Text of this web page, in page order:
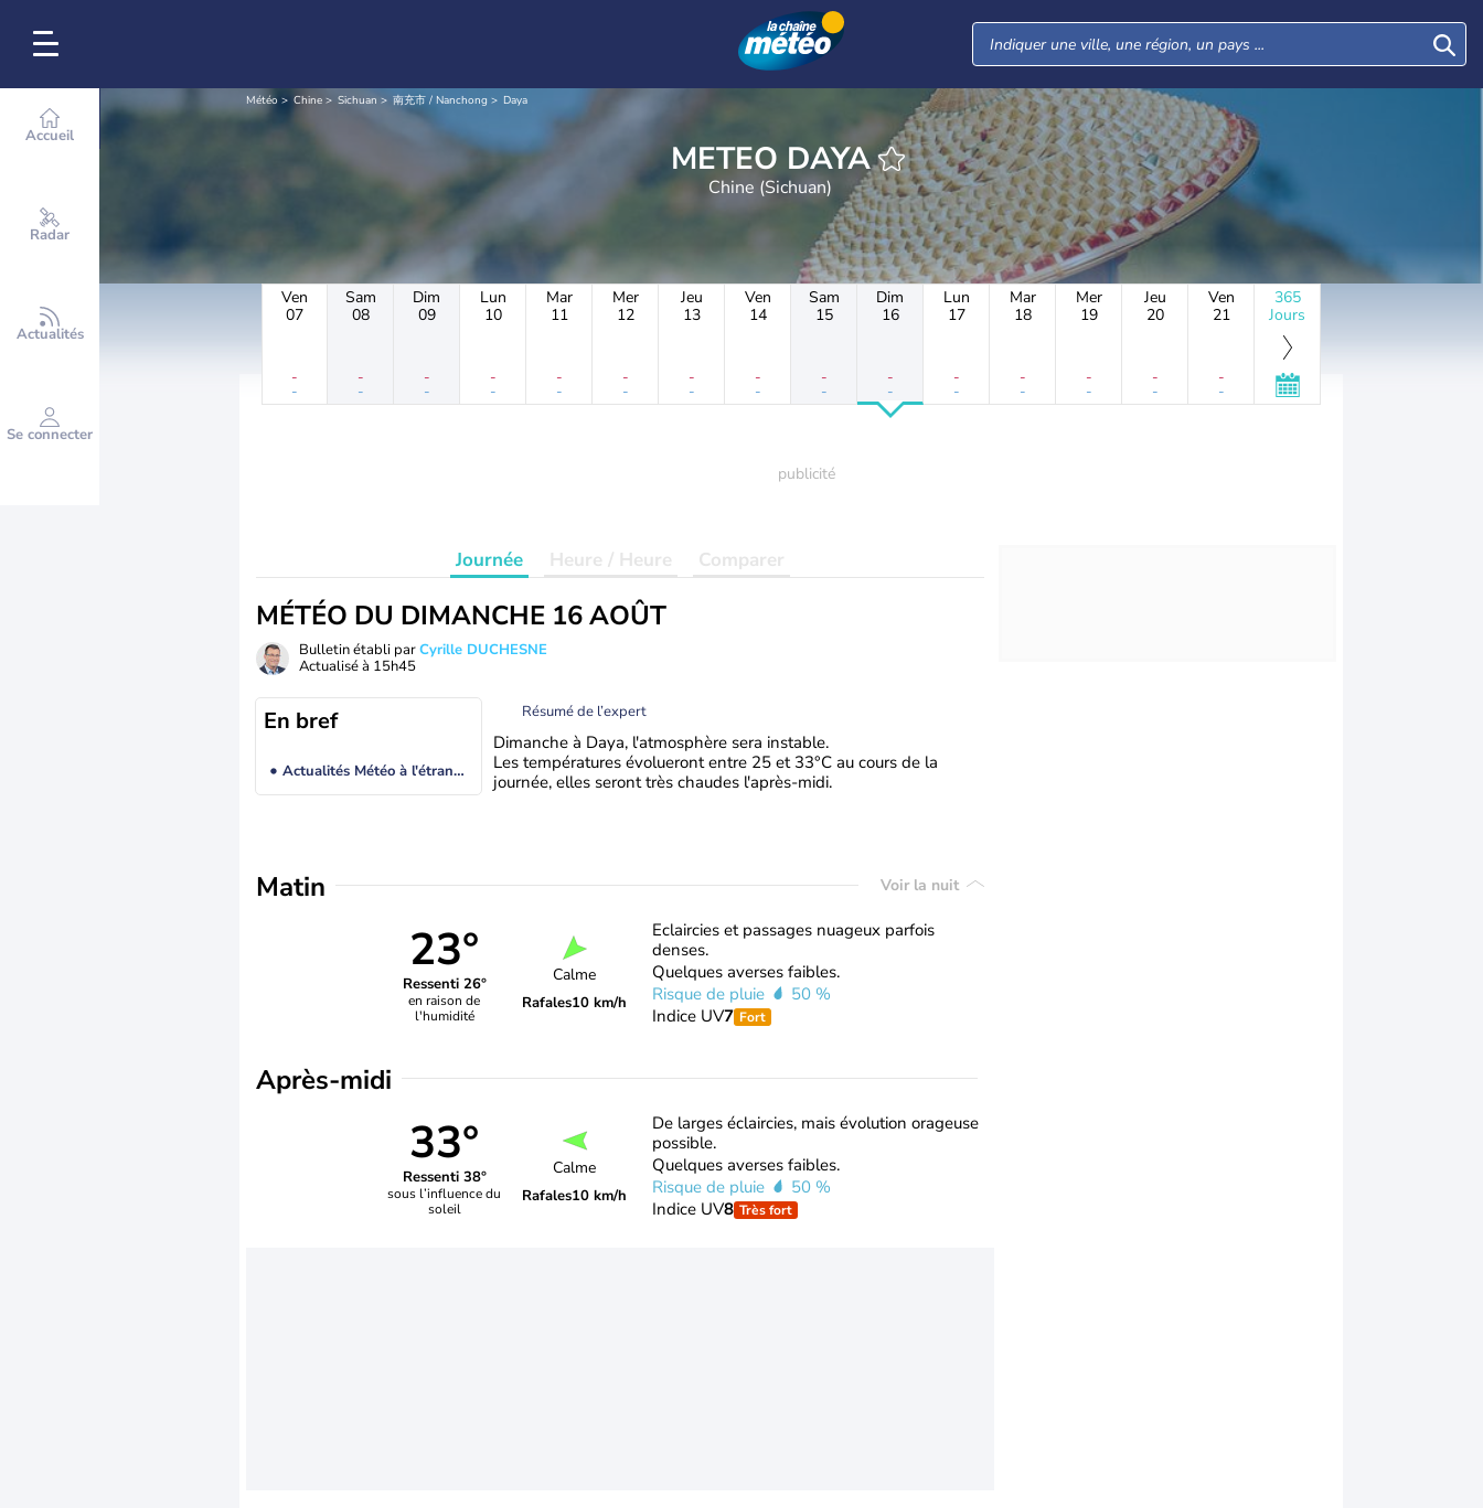
Accueil
Radar
Actualités
Se connecter
Météo Chine Sichuan 南充市 / Nanchong Daya
METEO DAYA
Chine (Sichuan)
Ven
07
-
-
Sam
08
-
-
Dim
09
-
-
Lun
10
-
-
Mar
11
-
-
Mer
12
-
-
Jeu
13
-
-
Ven
14
-
-
Sam
15
-
-
Dim
16
-
-
Lun
17
-
-
Mar
18
-
-
Mer
19
-
-
Jeu
20
-
-
Ven
21
-
-
365
Jours
Journée Heure / Heure Comparer
MÉTÉO DU DIMANCHE 16 AOÛT
Bulletin établi parCyrille DUCHESNE
Actualisé à 15h45
En bref
Actualités Météo à l'étranger
Résumé de l’expert
Dimanche à Daya, l'atmosphère sera instable.
Les températures évolueront entre 25 et 33°C au cours de la
journée, elles seront très chaudes l'après-midi.
Matin Voir la nuit
23°
Ressenti 26°
en raison de
l'humidité
Calme
Rafales10 km/h
Eclaircies et passages nuageux parfois
denses.
Quelques averses faibles.
Risque de pluie
50 %
Indice UV7 Fort
Après-midi
33°
Ressenti 38°
sous l’influence du
soleil
Calme
Rafales10 km/h
De larges éclaircies, mais évolution orageuse
possible.
Quelques averses faibles.
Risque de pluie
50 %
Indice UV8 Très fort